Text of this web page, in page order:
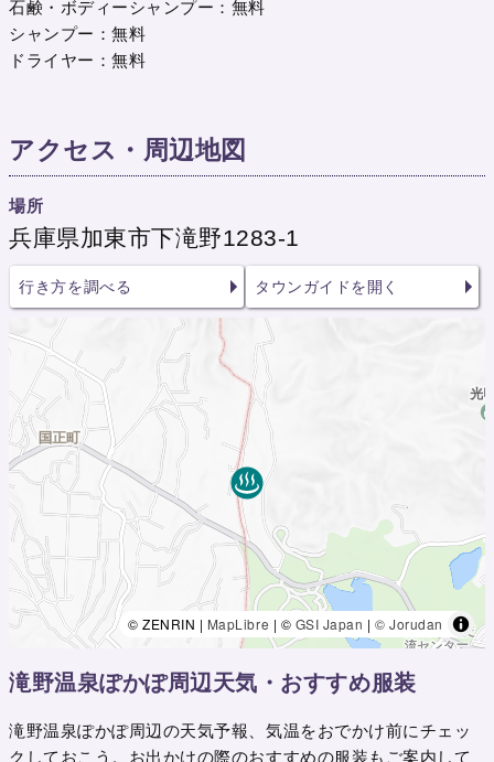
石鹸・ボディーシャンプー：無料
シャンプー：無料
ドライヤー：無料
アクセス・周辺地図
場所
兵庫県加東市下滝野1283-1
行き方を調べる タウンガイドを開く
© ZENRIN | MapLibre | © GSI Japan |© Jorudan
滝野温泉ぽかぽ周辺天気・おすすめ服装
滝野温泉ぽかぽ周辺の天気予報、気温をおでかけ前にチェッ
クしておこう。お出かけの際のおすすめの服装もご案内して